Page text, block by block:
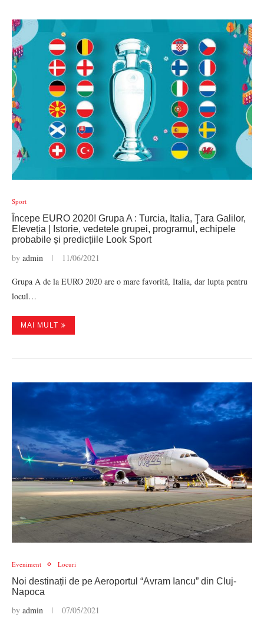
Sport
Începe EURO 2020! Grupa A : Turcia, Italia, Ţara Galilor,
Eleveția | Istorie, vedetele grupei, programul, echipele
probabile și predicțiile Look Sport
by admin 11/06/2021
Grupa A de la EURO 2020 are o mare favorită, Italia, dar lupta pentru
locul…
MAI MULT
Eveniment Locuri
Noi destinații de pe Aeroportul “Avram Iancu” din Cluj-
Napoca
by admin 07/05/2021